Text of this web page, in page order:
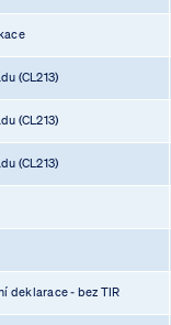
(CL213)
(CL213)
(CL213)
deklarace - bez TIR